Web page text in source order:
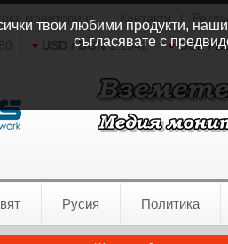
мониторинг
USD / BGN1.1542 GBP /
Русия Политика
твои любими продукти,
съгласявате с